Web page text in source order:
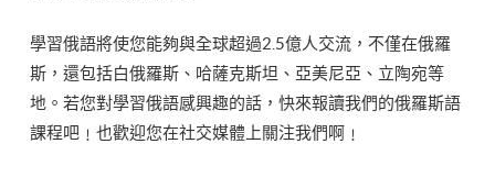
學習俄語將使您能夠與全球超過2.5億人交流，不僅在俄羅
斯，還包括白俄羅斯、哈薩克斯坦、亞美尼亞、立陶宛等
地。若您對學習俄語感興趣的話，快來報讀我們的俄羅斯語
課程吧﹗也歡迎您在社交媒體上關注我們啊﹗